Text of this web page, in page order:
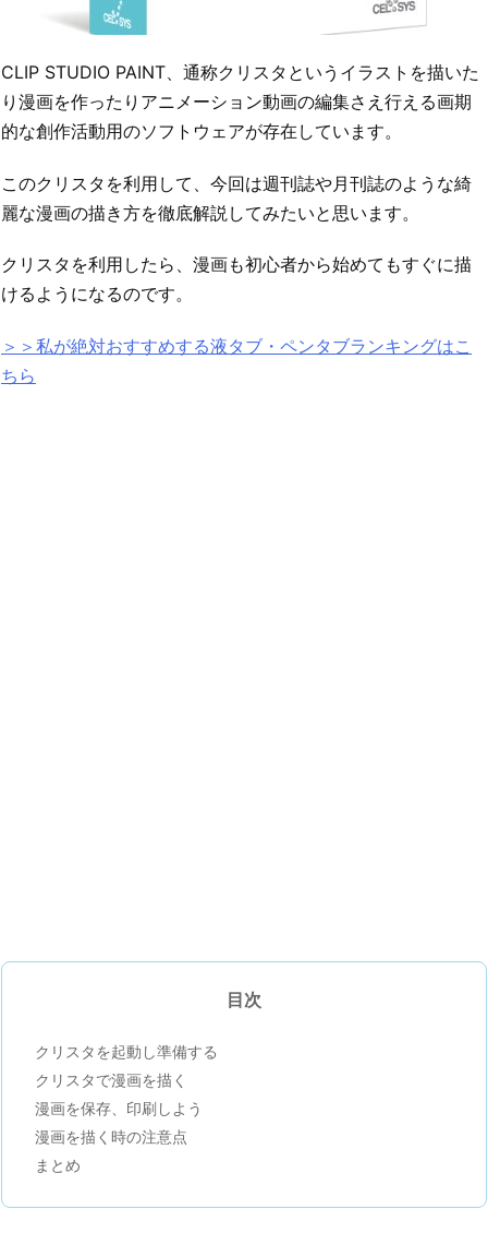
CLIP STUDIO PAINT、通称クリスタというイラストを描いた
り漫画を作ったりアニメーション動画の編集さえ行える画期
的な創作活動用のソフトウェアが存在しています。
このクリスタを利用して、今回は週刊誌や月刊誌のような綺
麗な漫画の描き方を徹底解説してみたいと思います。
クリスタを利用したら、漫画も初心者から始めてもすぐに描
けるようになるのです。
＞＞私が絶対おすすめする液タブ・ペンタブランキングはこ
ちら
目次
クリスタを起動し準備する
クリスタで漫画を描く
漫画を保存、印刷しよう
漫画を描く時の注意点
まとめ